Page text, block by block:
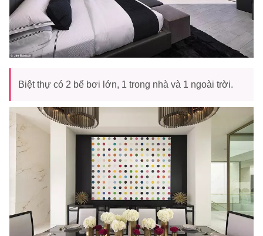
Biệt thự có 2 bể bơi lớn, 1 trong nhà và 1 ngoài trời.